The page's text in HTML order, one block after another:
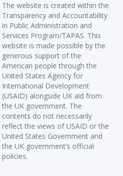
The website is created within the
Transparency and Accountability
in Public Administration and
Services Program/TAPAS. This
website is made possible by the
generous support of the
American people through the
United States Agency for
International Development
(USAID) alongside UK aid from
the UK government. The
contents do not necessarily
reflect the views of USAID or the
United States Government and
the UK government’s official
policies.